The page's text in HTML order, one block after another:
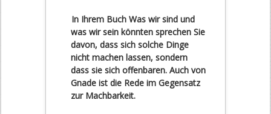
In Ihrem Buch Was wir sind und
was wir sein könnten sprechen Sie
davon, dass sich solche Dinge
nicht machen lassen, sondern
dass sie sich offenbaren. Auch von
Gnade ist die Rede im Gegensatz
zur Machbarkeit.